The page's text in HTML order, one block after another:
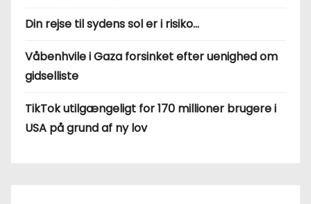
Din rejse til sydens sol er i risiko…
Våbenhvile i Gaza forsinket efter uenighed om
gidselliste
TikTok utilgængeligt for 170 millioner brugere i
USA på grund af ny lov